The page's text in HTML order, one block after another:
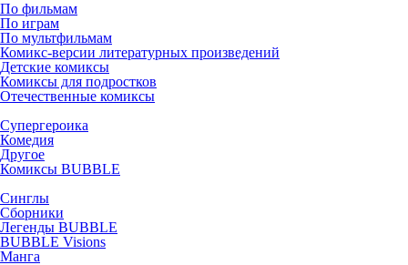
По фильмам
По играм
По мультфильмам
Комикс-версии литературных произведений
Детские комиксы
Комиксы для подростков
Отечественные комиксы
Супергероика
Комедия
Другое
Комиксы BUBBLE
Синглы
Сборники
Легенды BUBBLE
BUBBLE Visions
Манга